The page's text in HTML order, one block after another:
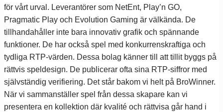
för vårt urval. Leverantörer som NetEnt, Play’n GO,
Pragmatic Play och Evolution Gaming är välkända. De
tillhandahåller inte bara innovativ grafik och spännande
funktioner. De har också spel med konkurrenskraftiga och
tydliga RTP-värden. Dessa bolag känner till att tillit byggs på
rättvis speldesign. De publicerar ofta sina RTP-siffror med
självständig verifiering. Det står bakom vi helt på BroWinner.
När vi sammanställer spel från dessa skapare kan vi
presentera en kollektion där kvalité och rättvisa går hand i